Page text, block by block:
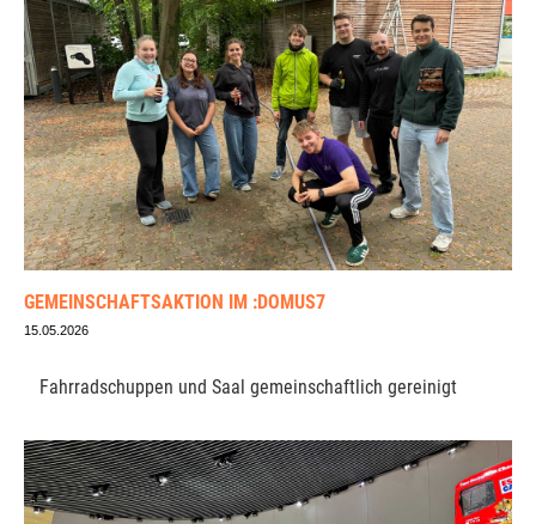
GEMEINSCHAFTSAKTION IM :DOMUS7
15.05.2026
Fahrradschuppen und Saal gemeinschaftlich gereinigt